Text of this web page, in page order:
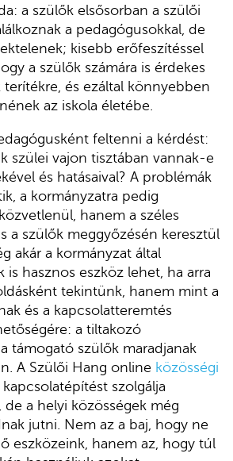
a szülők elsősorban a szülői
a pedagógusokkal, de
kisebb erőfeszítéssel
a szülők számára is érdekes
és ezáltal könnyebben
az iskola életébe.
feltenni a kérdést:
szülei vajon tisztában vannak-e
és hatásaival? A problémák
a kormányzatra pedig
hanem a széles
a szülők meggyőzésén keresztül
akár a kormányzat által
is hasznos eszköz lehet, ha arra
tekintünk, hanem mint a
és a kapcsolatteremtés
a tiltakozó
támogató szülők maradjanak
A Szülői Hang online közösségi
kapcsolatépítést szolgálja
de a helyi közösségek még
jutni. Nem az a baj, hogy ne
eszközeink, hanem az, hogy túl